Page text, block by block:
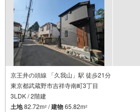
京王井の頭線 「久我山」駅 徒歩21分
東京都武蔵野市吉祥寺南町3丁目
3LDK / 2階建
土地82.72m2 /建物65.82m2